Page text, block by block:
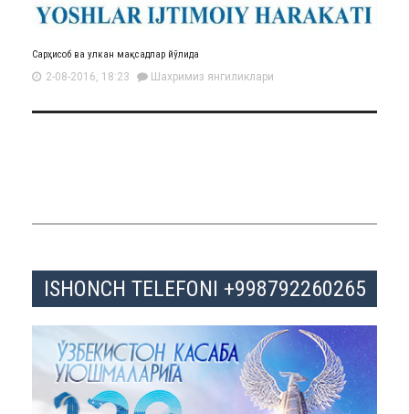
Сарҳисоб ва улкан мақсадлар йўлида
2-08-2016, 18:23 Шахримиз янгиликлари
ISHONCH TELEFONI +998792260265